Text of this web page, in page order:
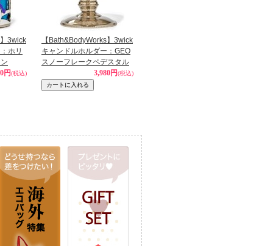
3wick
ホリ
円(税込)
【Bath&BodyWorks】3wick
キャンドルホルダー：GEO
スノーフレークペデスタル
3,980円(税込)